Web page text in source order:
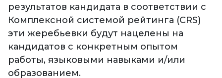
результатов кандидата в соответствии с
Комплексной системой рейтинга (CRS)
эти жеребьевки будут нацелены на
кандидатов с конкретным опытом
работы, языковыми навыками и/или
образованием.